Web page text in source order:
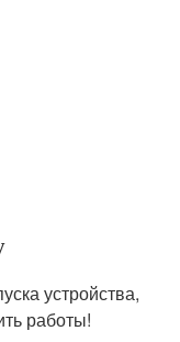
устройства,
работы!